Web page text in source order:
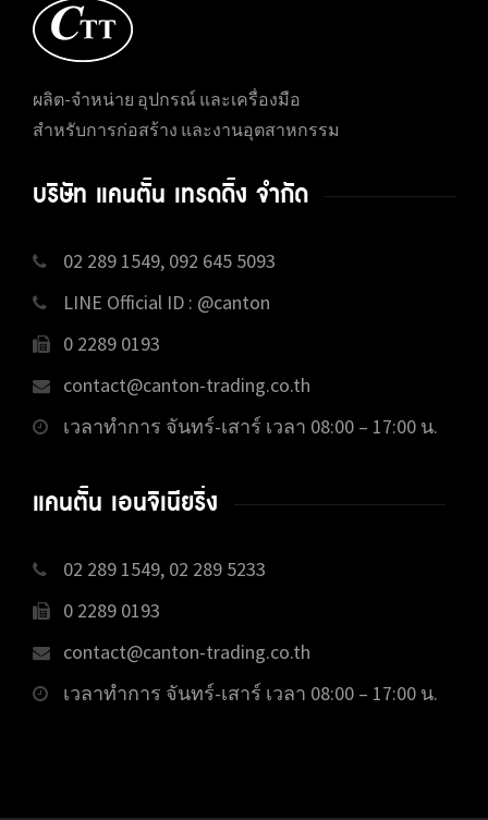
ผลิต-จำหน่าย อุปกรณ์ และเครื่องมือ
สำหรับการก่อสร้าง และงานอุตสาหกรรม
บริษัท แคนตั้น เทรดดิ้ง จำกัด
02 289 1549, 092 645 5093
LINE Official ID : @canton
0 2289 0193
contact@canton-trading.co.th
เวลาทำการ จันทร์-เสาร์ เวลา 08:00 – 17:00 น.
แคนตั้น เอนจิเนียริ่ง
02 289 1549, 02 289 5233
0 2289 0193
contact@canton-trading.co.th
เวลาทำการ จันทร์-เสาร์ เวลา 08:00 – 17:00 น.